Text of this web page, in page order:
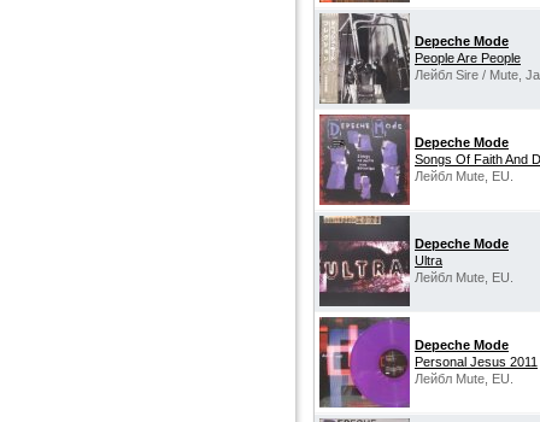
Depeche Mode
People Are People
Лейбл Sire / Mute,
Depeche Mode
Songs Of Faith And
Лейбл Mute, EU.
Depeche Mode
Ultra
Лейбл Mute, EU.
Depeche Mode
Personal Jesus 2011
Лейбл Mute, EU.